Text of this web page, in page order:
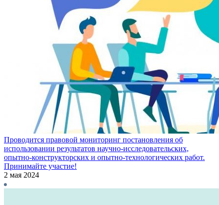
Проводится правовой мониторинг постановления об
использовании результатов научно-исследовательских,
опытно-конструкторских и опытно-технологических работ.
Принимайте участие!
2 мая 2024